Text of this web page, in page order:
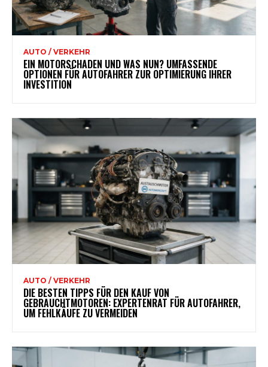
AUTO / VERKEHR
EIN MOTORSCHADEN UND WAS NUN? UMFASSENDE
OPTIONEN FÜR AUTOFAHRER ZUR OPTIMIERUNG IHRER
INVESTITION
AUTO / VERKEHR
DIE BESTEN TIPPS FÜR DEN KAUF VON
GEBRAUCHTMOTOREN: EXPERTENRAT FÜR AUTOFAHRER,
UM FEHLKÄUFE ZU VERMEIDEN